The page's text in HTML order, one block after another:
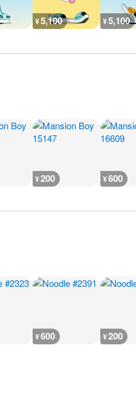
¥5,100 ¥5,100
¥200 ¥600
¥600 ¥200